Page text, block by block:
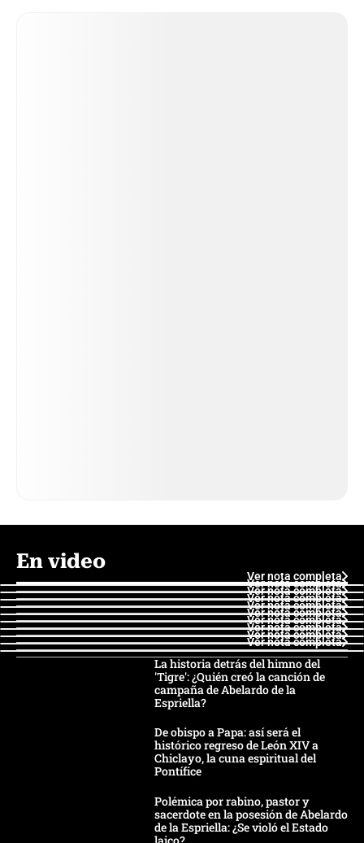
En video
Ver nota completa
Ver nota completa
Ver nota completa
Ver nota completa
Ver nota completa
Ver nota completa
Ver nota completa
Ver nota completa
Ver nota completa
Ver nota completa
La historia detrás del himno del
'Tigre': ¿Quién creó la canción de
campaña de Abelardo de la
Espriella?
De obispo a Papa: así será el
histórico regreso de León XIV a
Chiclayo, la cuna espiritual del
Pontífice
Polémica por rabino, pastor y
sacerdote en la posesión de Abelardo
de la Espriella: ¿Se violó el Estado